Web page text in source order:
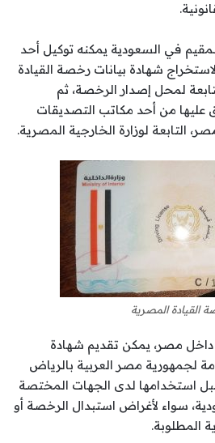
في السعودية يمكنه توكيل أحد
شهادة بيانات رخصة القيادة
لمحل إصدار الرخصة، ثم
عليها من أحد مكاتب التصديقات
التابعة لوزارة الخارجية المصرية.
القيادة المصرية
داخل مصر، يمكن تقديم شهادة
لجمهورية مصر العربية بالرياض
استخدامها لدى الجهات المختصة
سواء لأغراض استبدال الرخصة أو
المطلوبة.